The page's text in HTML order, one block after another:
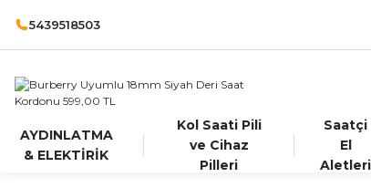
5439518503
AYDINLATMA
& ELEKTİRİK
Kol Saati Pili
ve Cihaz
Pilleri
Saatçi
El
Aletleri